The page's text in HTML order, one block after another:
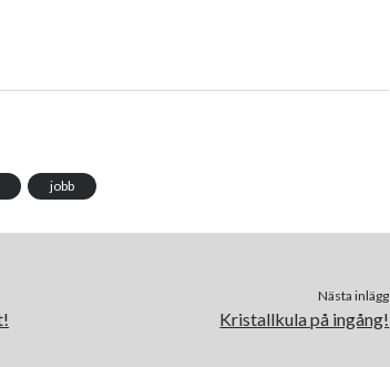
jobb
Nästa inlägg
Kristallkula på ingång!